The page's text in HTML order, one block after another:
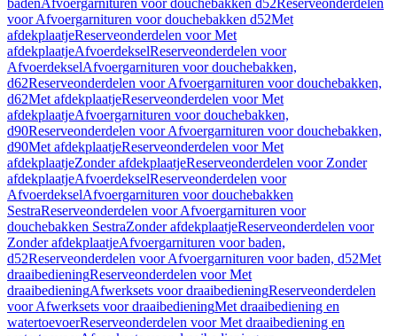
badenAfvoergarnituren voor douchebakken d52Reserveonderdelen
voor Afvoergarnituren voor douchebakken d52Met
afdekplaatjeReserveonderdelen voor Met
afdekplaatjeAfvoerdekselReserveonderdelen voor
AfvoerdekselAfvoergarnituren voor douchebakken,
d62Reserveonderdelen voor Afvoergarnituren voor douchebakken,
d62Met afdekplaatjeReserveonderdelen voor Met
afdekplaatjeAfvoergarnituren voor douchebakken,
d90Reserveonderdelen voor Afvoergarnituren voor douchebakken,
d90Met afdekplaatjeReserveonderdelen voor Met
afdekplaatjeZonder afdekplaatjeReserveonderdelen voor Zonder
afdekplaatjeAfvoerdekselReserveonderdelen voor
AfvoerdekselAfvoergarnituren voor douchebakken
SestraReserveonderdelen voor Afvoergarnituren voor
douchebakken SestraZonder afdekplaatjeReserveonderdelen voor
Zonder afdekplaatjeAfvoergarnituren voor baden,
d52Reserveonderdelen voor Afvoergarnituren voor baden, d52Met
draaibedieningReserveonderdelen voor Met
draaibedieningAfwerksets voor draaibedieningReserveonderdelen
voor Afwerksets voor draaibedieningMet draaibediening en
watertoevoerReserveonderdelen voor Met draaibediening en